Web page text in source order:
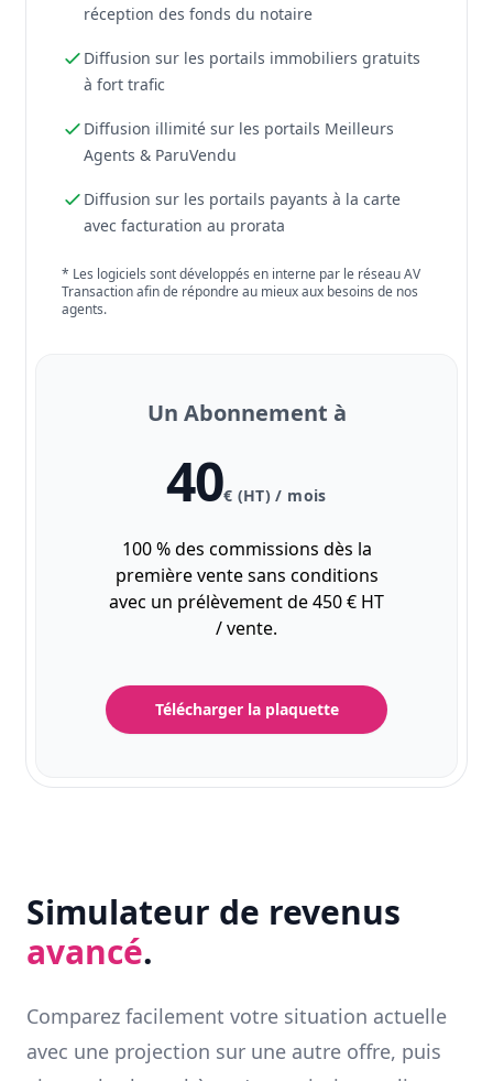
réception des fonds du notaire
Diffusion sur les portails immobiliers gratuits
à fort trafic
Diffusion illimité sur les portails Meilleurs
Agents & ParuVendu
Diffusion sur les portails payants à la carte
avec facturation au prorata
* Les logiciels sont développés en interne par le réseau AV
Transaction afin de répondre au mieux aux besoins de nos
agents.
Un Abonnement à
40€ (HT) / mois
100 % des commissions dès la
première vente sans conditions
avec un prélèvement de 450 € HT
/ vente.
Télécharger la plaquette
Simulateur de revenus
avancé.
Comparez facilement votre situation actuelle
avec une projection sur une autre offre, puis